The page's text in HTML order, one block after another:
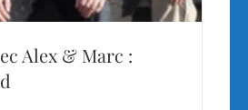
Alex & Marc :